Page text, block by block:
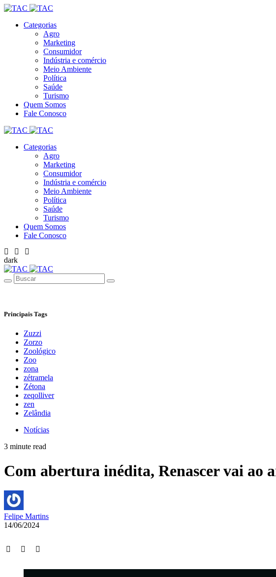
Categorias
Agro
Marketing
Consumidor
Indústria e comércio
Meio Ambiente
Política
Saúde
Turismo
Quem Somos
Fale Conosco
Categorias
Agro
Marketing
Consumidor
Indústria e comércio
Meio Ambiente
Política
Saúde
Turismo
Quem Somos
Fale Conosco
dark
Principais Tags
Zuzzi
Zorzo
Zoológico
Zoo
zona
zétramela
Zétona
zeqolliver
zen
Zelândia
Notícias
3 minute read
Com abertura inédita, Renascer vai ao
Felipe Martins
14/06/2024